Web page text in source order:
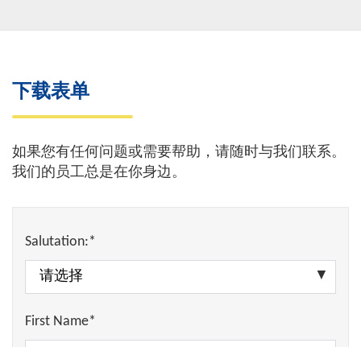
下载表单
如果您有任何问题或需要帮助，请随时与我们联系。
我们的员工总是在你身边。
Salutation:*
First Name*